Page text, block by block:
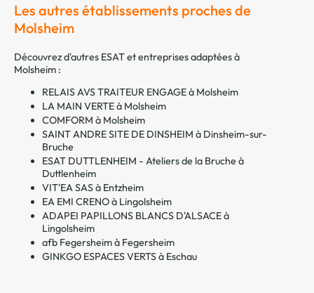
Les autres établissements proches de
Molsheim
Découvrez d'autres ESAT et entreprises adaptées à
Molsheim :
RELAIS AVS TRAITEUR ENGAGE à Molsheim
LA MAIN VERTE à Molsheim
COMFORM à Molsheim
SAINT ANDRE SITE DE DINSHEIM à Dinsheim-sur-
Bruche
ESAT DUTTLENHEIM - Ateliers de la Bruche à
Duttlenheim
VIT'EA SAS à Entzheim
EA EMI CRENO à Lingolsheim
ADAPEI PAPILLONS BLANCS D'ALSACE à
Lingolsheim
afb Fegersheim à Fegersheim
GINKGO ESPACES VERTS à Eschau